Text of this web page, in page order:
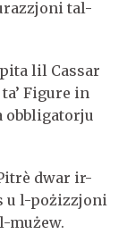
tal-
lil Cassar
Figure in
obbligatorju
dwar ir-
u l-pożizzjoni
mużew.